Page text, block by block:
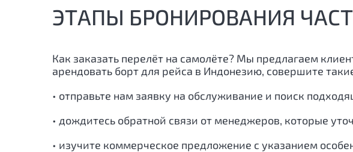
ЭТАПЫ БРОНИРОВАНИЯ
Как заказать перелёт на самолёте? Мы предлагаем
арендовать борт для рейса в Индонезию, совершите
• отправьте нам заявку на обслуживание и поиск
• дождитесь обратной связи от менеджеров, которые
• изучите коммерческое предложение с указанием